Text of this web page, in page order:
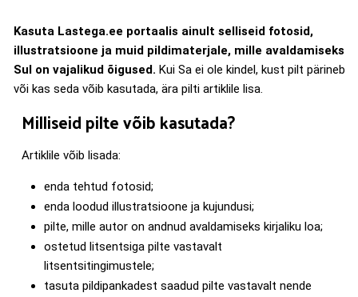
Kasuta Lastega.ee portaalis ainult selliseid fotosid,
illustratsioone ja muid pildimaterjale, mille avaldamiseks
Sul on vajalikud õigused. Kui Sa ei ole kindel, kust pilt pärineb
või kas seda võib kasutada, ära pilti artiklile lisa.
Milliseid pilte võib kasutada?
Artiklile võib lisada:
enda tehtud fotosid;
enda loodud illustratsioone ja kujundusi;
pilte, mille autor on andnud avaldamiseks kirjaliku loa;
ostetud litsentsiga pilte vastavalt
litsentsitingimustele;
tasuta pildipankadest saadud pilte vastavalt nende